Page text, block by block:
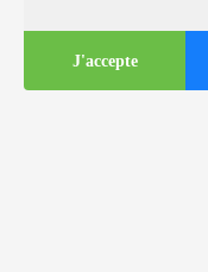
J'accepte